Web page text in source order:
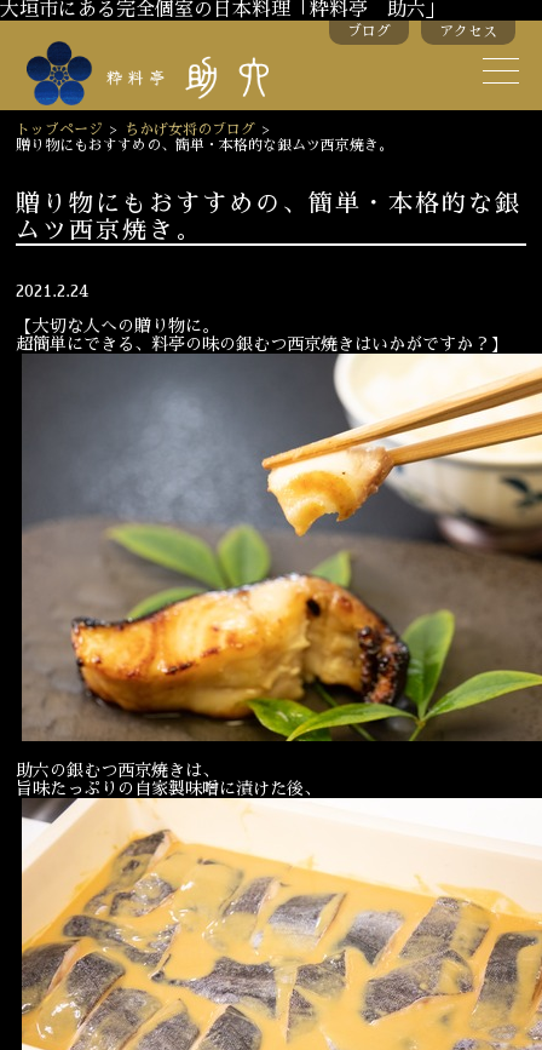
大垣市にある完全個室の日本料理「粋料亭 助六」
ブログ アクセス
トップページ > ちかげ女将のブログ >
贈り物にもおすすめの、簡単・本格的な銀ムツ西京焼き。
贈り物にもおすすめの、簡単・本格的な銀
ムツ西京焼き。
2021.2.24
【大切な人への贈り物に。
超簡単にできる、料亭の味の銀むつ西京焼きはいかがですか？】
助六の銀むつ西京焼きは、
旨味たっぷりの自家製味噌に漬けた後、
スタッフ紹介
季節のお料理 お弁当
お飲み物
会議・舞台のご利用
法要
お顔合わせ
ウェディング